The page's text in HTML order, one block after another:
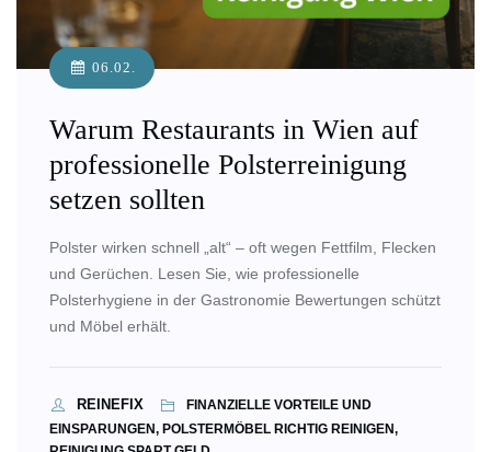
06.02.
Warum Restaurants in Wien auf
professionelle Polsterreinigung
setzen sollten
Polster wirken schnell „alt“ – oft wegen Fettfilm, Flecken
und Gerüchen. Lesen Sie, wie professionelle
Polsterhygiene in der Gastronomie Bewertungen schützt
und Möbel erhält.
REINEFIX
FINANZIELLE VORTEILE UND
EINSPARUNGEN, POLSTERMÖBEL RICHTIG REINIGEN,